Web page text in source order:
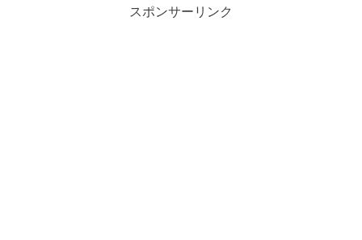
スポンサーリンク